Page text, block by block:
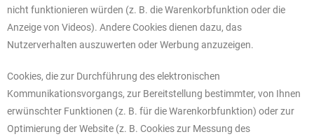
nicht funktionieren würden (z. B. die Warenkorbfunktion oder die
Anzeige von Videos). Andere Cookies dienen dazu, das
Nutzerverhalten auszuwerten oder Werbung anzuzeigen.
Cookies, die zur Durchführung des elektronischen
Kommunikationsvorgangs, zur Bereitstellung bestimmter, von Ihnen
erwünschter Funktionen (z. B. für die Warenkorbfunktion) oder zur
Optimierung der Website (z. B. Cookies zur Messung des